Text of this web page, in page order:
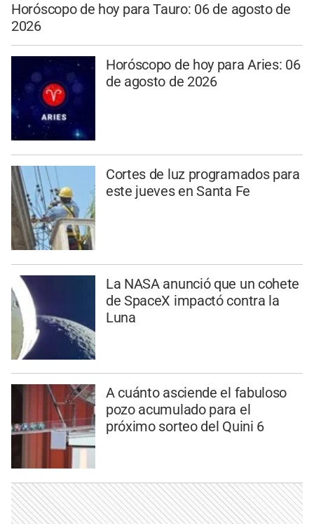
Horóscopo de hoy para Tauro: 06 de agosto de
2026
Horóscopo de hoy para Aries: 06
de agosto de 2026
Cortes de luz programados para
este jueves en Santa Fe
La NASA anunció que un cohete
de SpaceX impactó contra la
Luna
A cuánto asciende el fabuloso
pozo acumulado para el
próximo sorteo del Quini 6